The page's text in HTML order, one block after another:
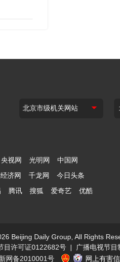
央视网 光明网
中国网
济网 千龙网
今日头条
腾讯 搜狐 爱奇艺 优酷
Beijing Daily Group, All Rights
目许可证0122682号 |
广播电视节
网备2010001号 网上有害